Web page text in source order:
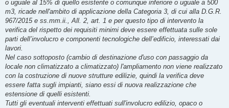
o uguale al 15% di quello esistente o comunque inferiore o uguale a 500
m3, ricade nell'ambito di applicazione della Categoria 3, di cui alla D.G.R.
967/2015 e ss.mm.ii., All. 2, art. 1 e per questo tipo di intervento la
verifica del rispetto dei requisiti minimi deve essere effettuata sulle sole
parti dell’involucro e componenti tecnologiche dell’edificio, interessati dai
lavori.
Nel caso sottoposto (cambio di destinazione d'uso con passaggio da
locale non climatizzato a climatizzato) l'ampliamento non viene realizzato
con la costruzione di nuove strutture edilizie, quindi la verifica deve
essere fatta sugli impianti, siano essi di nuova realizzazione che
estensione di quelli esistenti.
Tutti gli eventuali interventi effettuati sull'involucro edilizio, opaco o